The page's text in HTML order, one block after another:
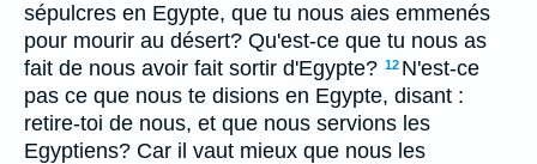
sépulcres en Egypte, que tu nous aies emmenés
pour mourir au désert? Qu'est-ce que tu nous as
fait de nous avoir fait sortir d'Egypte? 12 N'est-ce
pas ce que nous te disions en Egypte, disant :
retire-toi de nous, et que nous servions les
Egyptiens? Car il vaut mieux que nous les